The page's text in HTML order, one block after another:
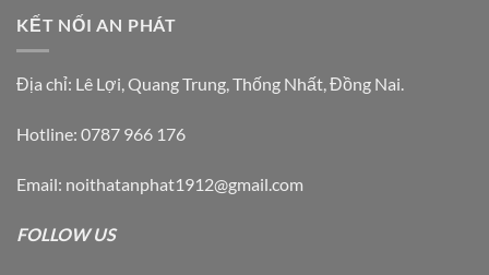
KẾT NỐI AN PHÁT
Địa chỉ: Lê Lợi, Quang Trung, Thống Nhất, Đồng Nai.
Hotline: 0787 966 176
Email: noithatanphat1912@gmail.com
FOLLOW US